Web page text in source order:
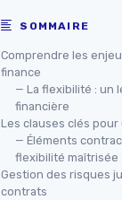
SOMMAIRE
Comprendre les
finance
— La flexibilité : un
financière
Les clauses clés
— Éléments
flexibilité maîtrisée
Gestion des risques
contrats